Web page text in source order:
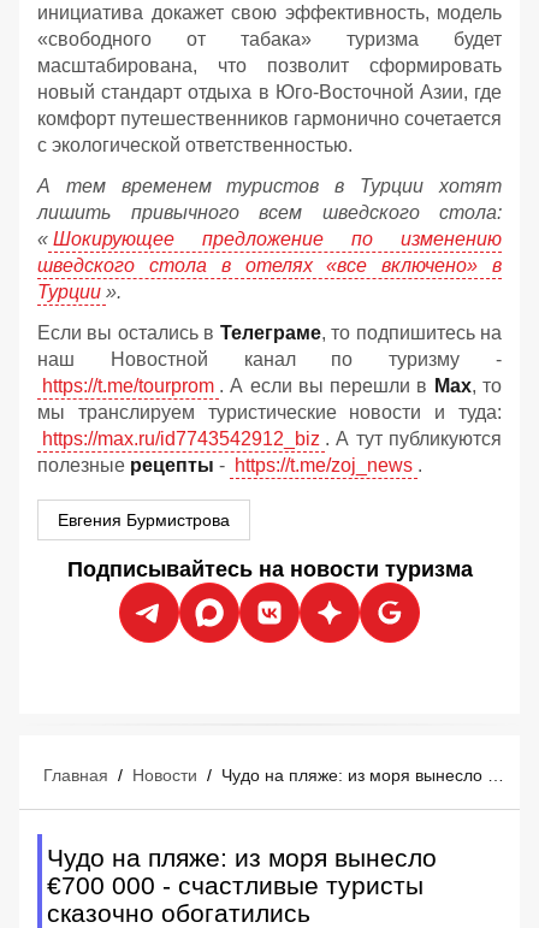
инициатива докажет свою эффективность, модель
«свободного от табака» туризма будет
масштабирована, что позволит сформировать
новый стандарт отдыха в Юго-Восточной Азии, где
комфорт путешественников гармонично сочетается
с экологической ответственностью.
А тем временем туристов в Турции хотят
лишить привычного всем шведского стола:
« Шокирующее предложение по изменению
шведского стола в отелях «все включено» в
Турции ».
Если вы остались в Телеграме, то подпишитесь на
наш Новостной канал по туризму -
https://t.me/tourprom . А если вы перешли в Мах, то
мы транслируем туристические новости и туда:
https://max.ru/id7743542912_biz . А тут публикуются
полезные рецепты - https://t.me/zoj_news .
Евгения Бурмистрова
Подписывайтесь на новости туризма
Главная / Новости /
Чудо на пляже: из моря вынесло
€700 000 - счастливые туристы
сказочно обогатились